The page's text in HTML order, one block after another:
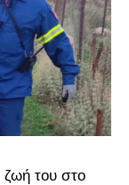
του στο